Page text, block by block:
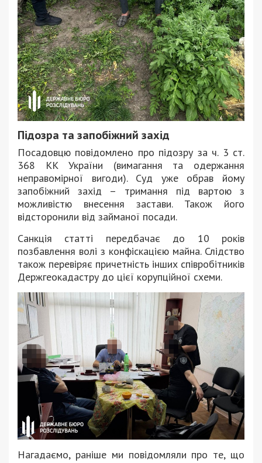
Підозра та запобіжний захід
Посадовцю повідомлено про підозру за ч. 3 ст.
368 КК України (вимагання та одержання
неправомірної вигоди). Суд уже обрав йому
запобіжний захід – тримання під вартою з
можливістю внесення застави. Також його
відсторонили від займаної посади.
Санкція статті передбачає до 10 років
позбавлення волі з конфіскацією майна. Слідство
також перевіряє причетність інших співробітників
Держгеокадастру до цієї корупційної схеми.
Нагадаємо, раніше ми повідомляли про те, що